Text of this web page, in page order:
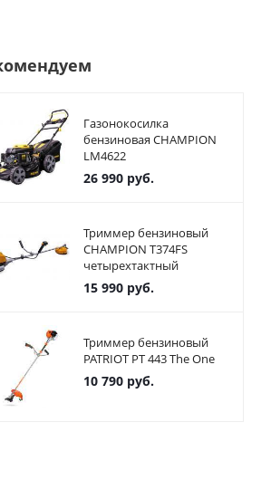
Газонокосилка
бензиновая CHAMPION
LM4622
26 990руб.
Триммер бензиновый
CHAMPION T374FS
четырехтактный
15 990руб.
Триммер бензиновый
PATRIOT PT 443 The One
10 790руб.